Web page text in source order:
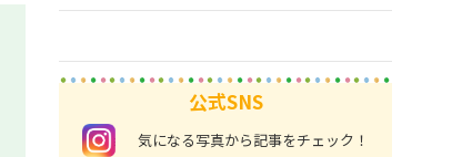
公式SNS
instagram 気になる写真から記事をチェック！